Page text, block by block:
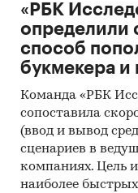
«РБК
определили
способ
букмекера
Команда «РБК
сопоставила
(ввод и вывод
сценариев в
компаниях. Цель
наиболее